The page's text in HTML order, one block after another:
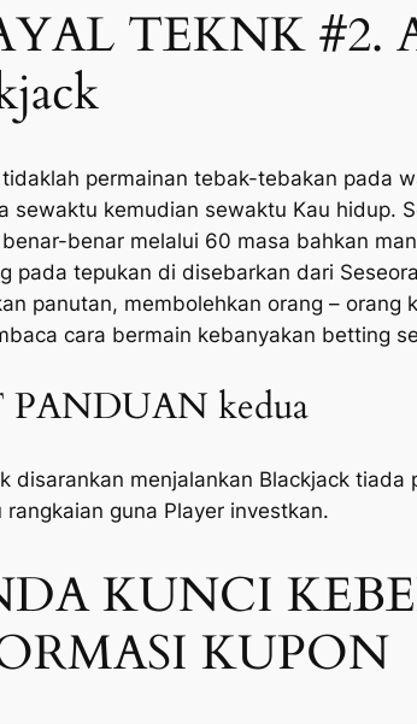
TEKNK #2.
permainan tebak-tebakan pada
sewaktu kemudian sewaktu Kau hidup.
benar melalui 60 masa bahkan
pada tepukan di disebarkan dari
panutan, membolehkan orang – orang
cara bermain kebanyakan betting
kedua
disarankan menjalankan Blackjack
rangkaian guna Player investkan.
KUNCI
KUPON